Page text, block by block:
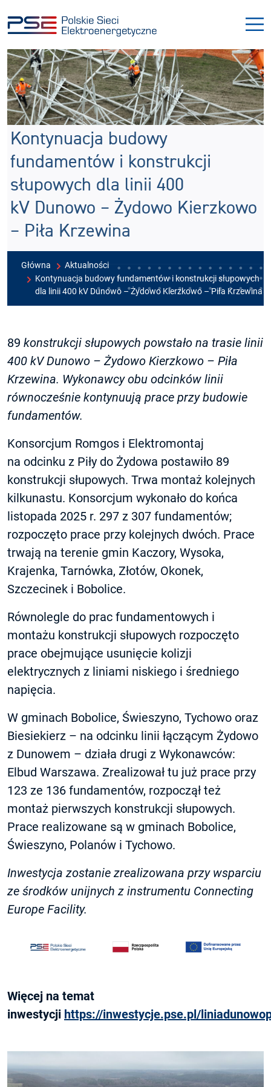
do
menu
do
treści
Kontynuacja budowy
fundamentów i konstrukcji
słupowych dla linii 400
kV Dunowo – Żydowo Kierzkowo
– Piła Krzewina
Główna
Aktualności
Kontynuacja budowy fundamentów i konstrukcji słupowych
dla linii 400 kV Dunowo – Żydowo Kierzkowo – Piła Krzewina
89 konstrukcji słupowych powstało na trasie linii
400 kV Dunowo – Żydowo Kierzkowo – Piła
Krzewina. Wykonawcy obu odcinków linii
równocześnie kontynuują prace przy budowie
fundamentów.
Konsorcjum Romgos i Elektromontaj
na odcinku z Piły do Żydowa postawiło 89
konstrukcji słupowych. Trwa montaż kolejnych
kilkunastu. Konsorcjum wykonało do końca
listopada 2025 r. 297 z 307 fundamentów;
rozpoczęto prace przy kolejnych dwóch. Prace
trwają na terenie gmin Kaczory, Wysoka,
Krajenka, Tarnówka, Złotów, Okonek,
Szczecinek i Bobolice.
Równolegle do prac fundamentowych i
montażu konstrukcji słupowych rozpoczęto
prace obejmujące usunięcie kolizji
elektrycznych z liniami niskiego i średniego
napięcia.
W gminach Bobolice, Świeszyno, Tychowo oraz
Biesiekierz – na odcinku linii łączącym Żydowo
z Dunowem – działa drugi z Wykonawców:
Elbud Warszawa. Zrealizował tu już prace przy
123 ze 136 fundamentów, rozpoczął też
montaż pierwszych konstrukcji słupowych.
Prace realizowane są w gminach Bobolice,
Świeszyno, Polanów i Tychowo.
Inwestycja zostanie zrealizowana przy wsparciu
ze środków unijnych z instrumentu Connecting
Europe Facility.
Więcej na temat
inwestycji https://inwestycje.pse.pl/